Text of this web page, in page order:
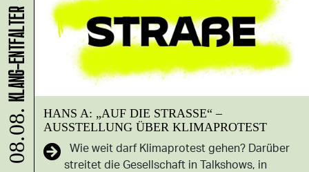
HANS A: „AUF DIE STRASSE“ –
AUSSTELLUNG ÜBER KLIMAPROTEST
Wie weit darf Klimaprotest gehen? Darüber
streitet die Gesellschaft in Talkshows, in
08.08.